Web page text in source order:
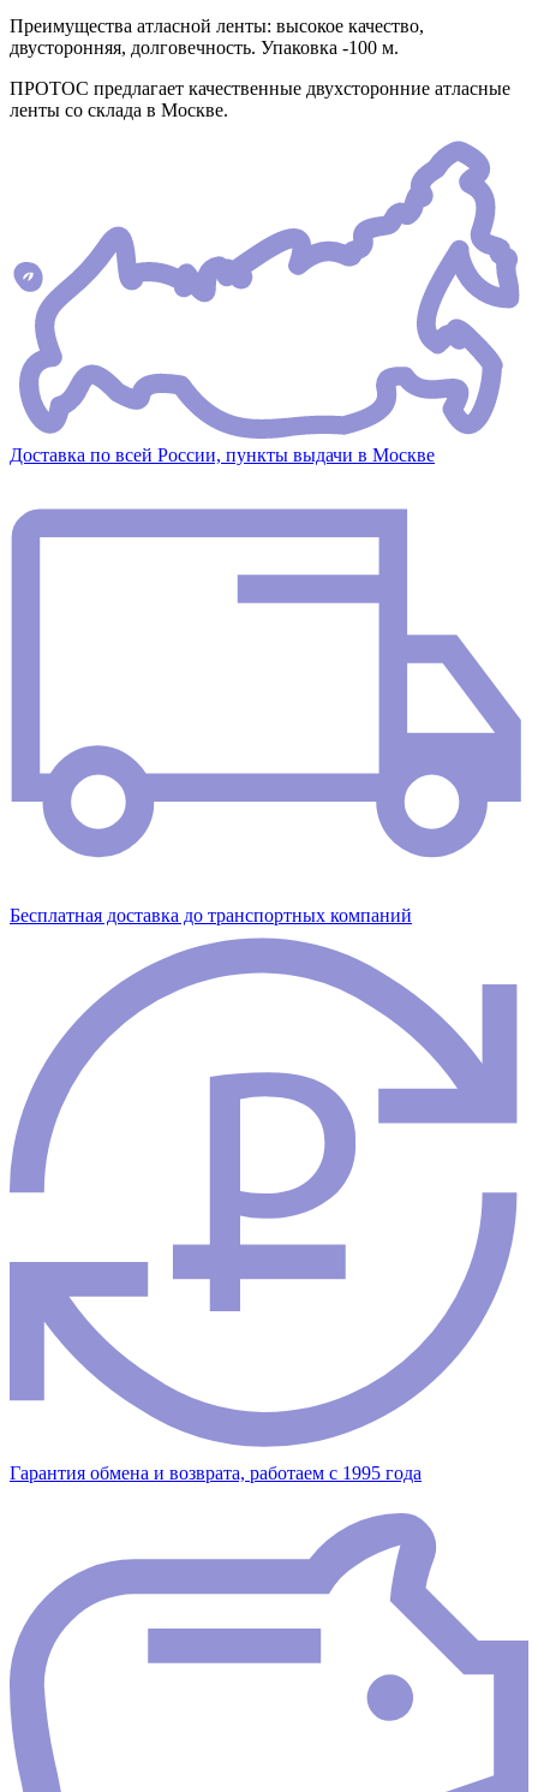
Преимущества атласной ленты: высокое качество,
двусторонняя, долговечность. Упаковка -100 м.
ПРОТОС предлагает качественные двухсторонние атласные
ленты со склада в Москве.
Доставка по всей России, пункты выдачи в Москве
Бесплатная доставка до транспортных компаний
Гарантия обмена и возврата, работаем с 1995 года